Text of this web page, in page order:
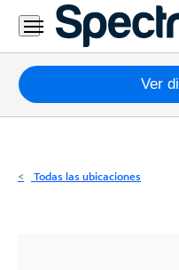
Residencial
Business
Paquetes
Internet
Ver
Todas las ubicaciones